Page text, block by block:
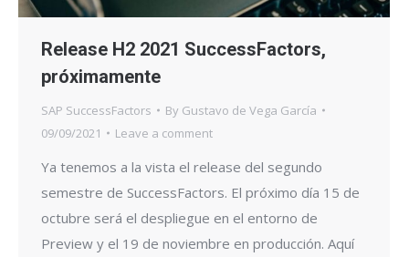
Release H2 2021 SuccessFactors,
próximamente
SAP SuccessFactors By Gustavo de Vega García
09/09/2021
Leave a comment
Ya tenemos a la vista el release del segundo
semestre de SuccessFactors. El próximo día 15 de
octubre será el despliegue en el entorno de
Preview y el 19 de noviembre en producción. Aquí